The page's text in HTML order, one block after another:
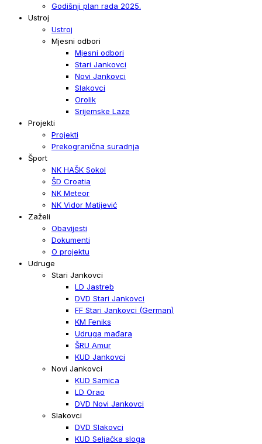
Godišnji plan rada 2025.
Ustroj
Ustroj
Mjesni odbori
Mjesni odbori
Stari Jankovci
Novi Jankovci
Slakovci
Orolik
Srijemske Laze
Projekti
Projekti
Prekogranična suradnja
Šport
NK HAŠK Sokol
ŠD Croatia
NK Meteor
NK Vidor Matijević
Zaželi
Obavijesti
Dokumenti
O projektu
Udruge
Stari Jankovci
LD Jastreb
DVD Stari Jankovci
FF Stari Jankovci (German)
KM Feniks
Udruga mađara
ŠRU Amur
KUD Jankovci
Novi Jankovci
KUD Samica
LD Orao
DVD Novi Jankovci
Slakovci
DVD Slakovci
KUD Seljačka sloga